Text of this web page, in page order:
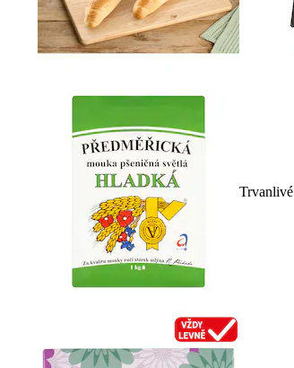
Trvanlivé